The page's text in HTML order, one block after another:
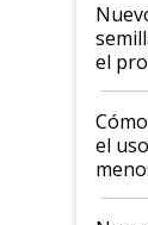
el
el
fina